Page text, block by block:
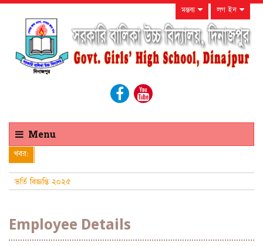
মন্তব্য লগ ইন
Menu
খবর:
ভর্তি বিজ্ঞপ্তি ২০২৫
Employee Details